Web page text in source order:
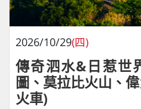
2026/10/29(四)
傳奇泗水&日惹世
圖、莫拉比火山、
火車)